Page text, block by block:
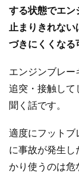
する状態でエン
止まりきれない
づきにくくなる
エンジンブレー
追突・接触して
聞く話です。
適度にフットブ
に事故が発生し
かり使うのは危